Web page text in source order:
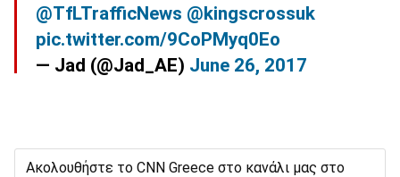
@TfLTrafficNews @kingscrossuk
pic.twitter.com/9CoPMyq0Eo
— Jad (@Jad_AE) June 26, 2017
Ακολουθήστε το CNN Greece στο κανάλι μας στο